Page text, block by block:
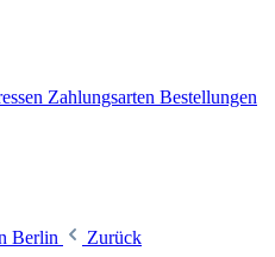
Zahlungsarten Bestellungen
Berlin
Zurück